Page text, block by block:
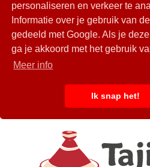
personaliseren en verkeer te
Informatie over je gebruik van
gedeeld met Google. Als je
ga je akkoord met het gebruik
Meer info
Ik snap het!